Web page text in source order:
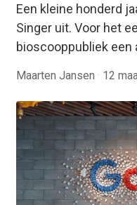
Een kleine honderd
Singer uit. Voor het
bioscooppubliek
Maarten Jansen · 12